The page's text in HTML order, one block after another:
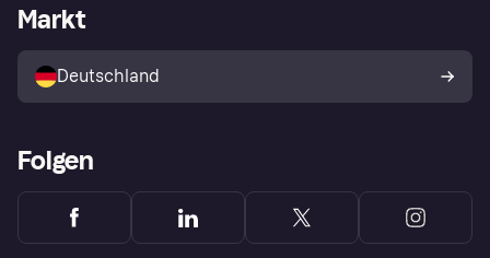
Klarna App
Shops entdecken
Käuferschutzrichtlinie
Dein Widerrufsrecht
Händlerportal
Markt
Deutschland
Folgen